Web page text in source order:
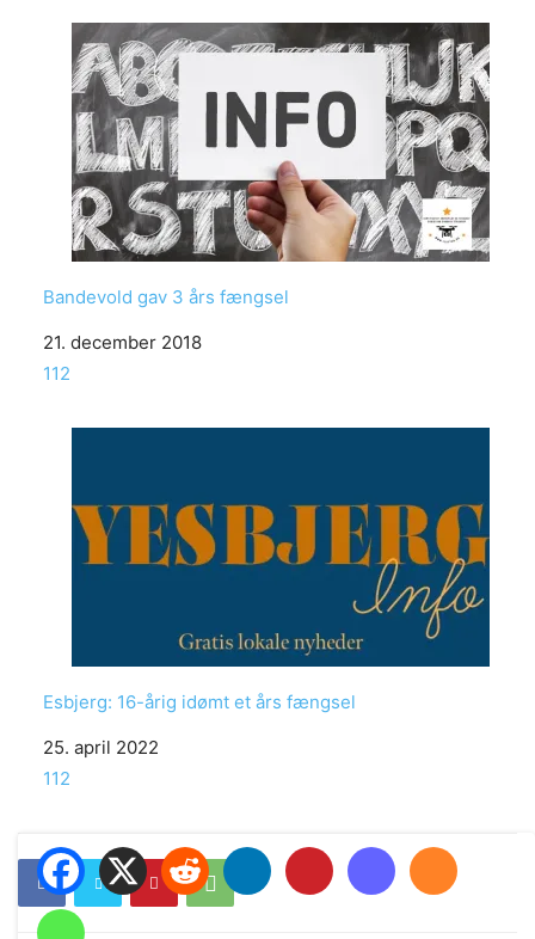
Bandevold gav 3 års fængsel
Date
21. december 2018
In relation to
112
Esbjerg: 16-årig idømt et års fængsel
Date
25. april 2022
In relation to
112